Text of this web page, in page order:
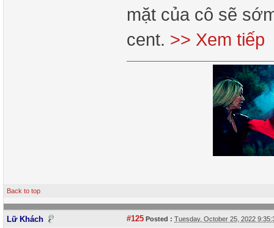
mặt của cô sẽ
cent. >> Xem tiếp
Back to top
Lữ Khách #125 Posted : Tuesday, October 25, 2022